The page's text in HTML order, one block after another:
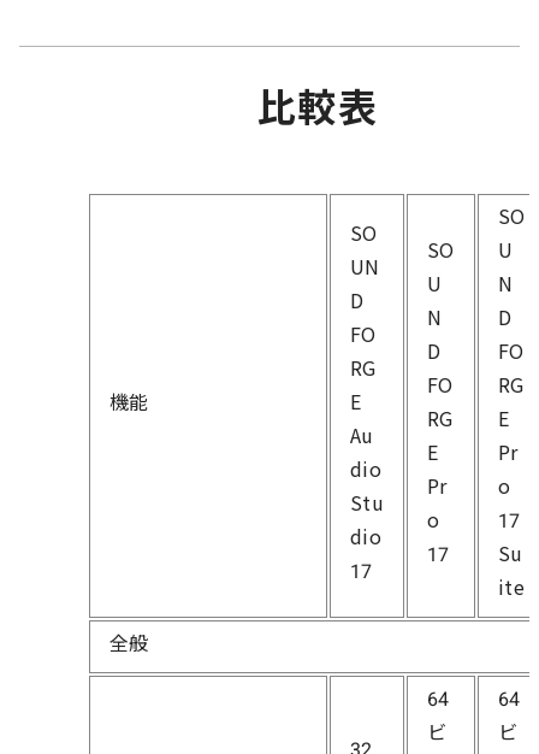
比較表
機能
SO
UN
D
FO
RG
E
Au
dio
Stu
dio
17
SO
U
N
D
FO
RG
E
Pr
o
17
SO
U
N
D
FO
RG
E
Pr
o
17
Su
ite
全般
64
ビ
64
ビ